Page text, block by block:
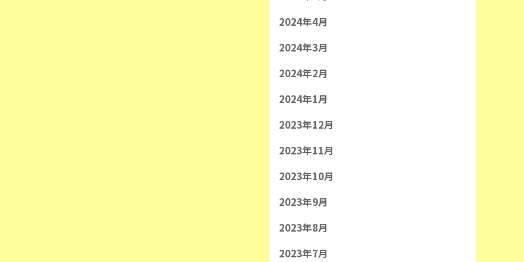
2024年4月
2024年3月
2024年2月
2024年1月
2023年12月
2023年11月
2023年10月
2023年9月
2023年8月
2023年7月